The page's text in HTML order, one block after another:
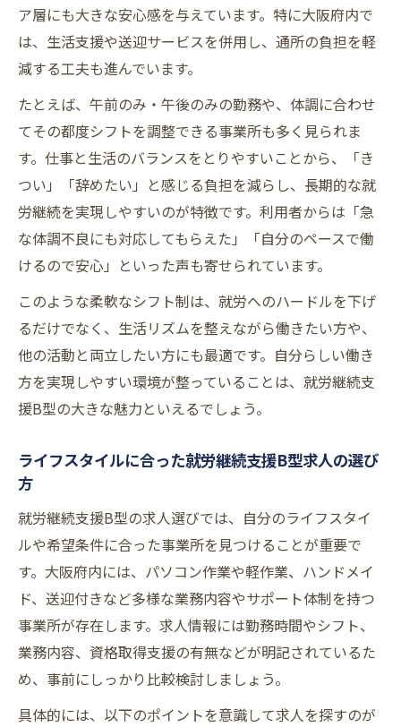
ア層にも大きな安心感を与えています。特に大阪府内で
は、生活支援や送迎サービスを併用し、通所の負担を軽
減する工夫も進んでいます。
たとえば、午前のみ・午後のみの勤務や、体調に合わせ
てその都度シフトを調整できる事業所も多く見られま
す。仕事と生活のバランスをとりやすいことから、「き
つい」「辞めたい」と感じる負担を減らし、長期的な就
労継続を実現しやすいのが特徴です。利用者からは「急
な体調不良にも対応してもらえた」「自分のペースで働
けるので安心」といった声も寄せられています。
このような柔軟なシフト制は、就労へのハードルを下げ
るだけでなく、生活リズムを整えながら働きたい方や、
他の活動と両立したい方にも最適です。自分らしい働き
方を実現しやすい環境が整っていることは、就労継続支
援B型の大きな魅力といえるでしょう。
ライフスタイルに合った就労継続支援B型求人の選び
方
就労継続支援B型の求人選びでは、自分のライフスタイ
ルや希望条件に合った事業所を見つけることが重要で
す。大阪府内には、パソコン作業や軽作業、ハンドメイ
ド、送迎付きなど多様な業務内容やサポート体制を持つ
事業所が存在します。求人情報には勤務時間やシフト、
業務内容、資格取得支援の有無などが明記されているた
め、事前にしっかり比較検討しましょう。
具体的には、以下のポイントを意識して求人を探すのが